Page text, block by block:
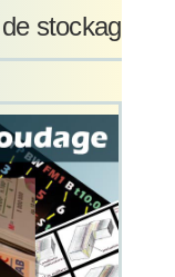
de stockage de